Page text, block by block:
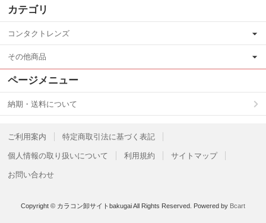
カテゴリ
コンタクトレンズ
その他商品
ページメニュー
納期・送料について
ご利用案内 特定商取引法に基づく表記
個人情報の取り扱いについて 利用規約 サイトマップ
お問い合わせ
Copyright © カラコン卸サイトbakugai All Rights Reserved. Powered by Bcart